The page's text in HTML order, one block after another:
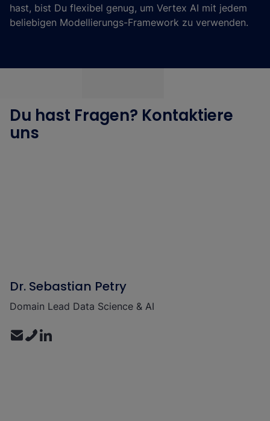
hast, bist Du flexibel genug, um Vertex AI mit jedem
beliebigen Modellierungs-Framework zu verwenden.
Du hast Fragen? Kontaktiere
uns
Dr. Sebastian Petry
Domain Lead Data Science & AI